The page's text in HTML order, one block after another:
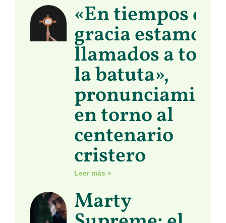
«En tiempos de
gracia estamos
llamados a
la batuta»,
en torno al
centenario
cristero
Leer más »
Marty